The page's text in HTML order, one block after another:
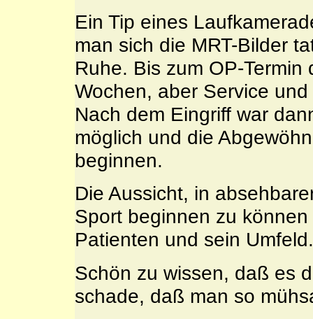
Ein Tip eines
man sich die MRT-Bilder
Ruhe. Bis zum OP-
Wochen, aber Service
Nach dem Eingriff war
möglich und die
beginnen.
Die Aussicht, in
Sport beginnen zu
Patienten und sein Umfeld.
Schön zu wissen, daß es
schade, daß man so